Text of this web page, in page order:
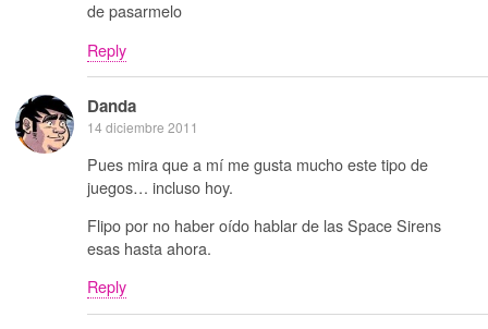
de pasarmelo
Reply
Danda
14 diciembre 2011
Pues mira que a mí me gusta mucho este tipo de
juegos… incluso hoy.
Flipo por no haber oído hablar de las Space Sirens
esas hasta ahora.
Reply